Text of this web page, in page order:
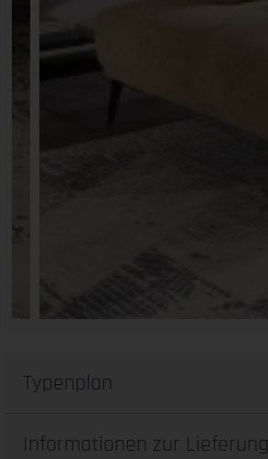
Typenplan
Informationen zur Lieferung